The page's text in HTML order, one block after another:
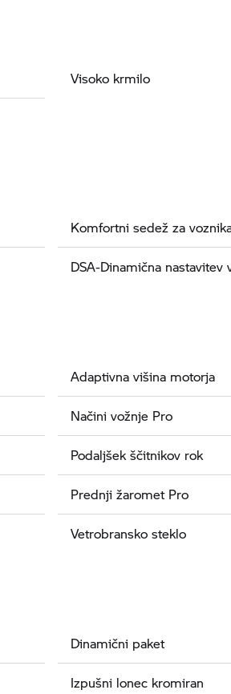
Visoko krmilo
Komfortni sedež za
DSA-Dinamična nastavitev
Adaptivna višina motorja
Načini vožnje Pro
Podaljšek ščitnikov rok
Prednji žaromet Pro
Vetrobransko steklo
Dinamični paket
Izpušni lonec kromiran